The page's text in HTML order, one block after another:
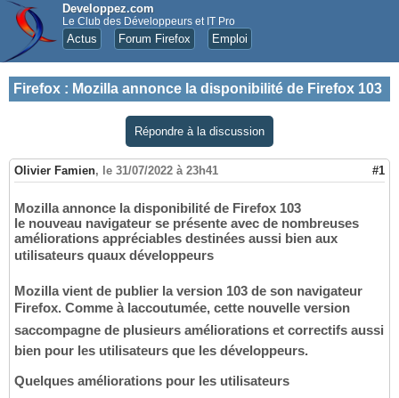
Developpez.com
Le Club des Développeurs et IT Pro
Actus Forum Firefox Emploi
Firefox : Mozilla annonce la disponibilité de Firefox 103
Répondre à la discussion
Olivier Famien, le 31/07/2022 à 23h41 #1
Mozilla annonce la disponibilité de Firefox 103
le nouveau navigateur se présente avec de nombreuses
améliorations appréciables destinées aussi bien aux
utilisateurs quaux développeurs
Mozilla vient de publier la version 103 de son navigateur
Firefox. Comme à laccoutumée, cette nouvelle version
saccompagne de plusieurs améliorations et correctifs aussi
bien pour les utilisateurs que les développeurs.
Quelques améliorations pour les utilisateurs